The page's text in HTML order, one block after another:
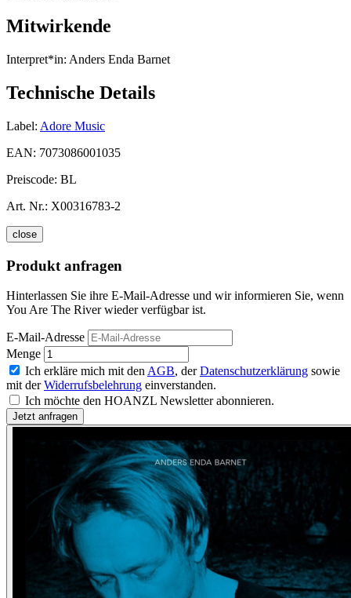
Mitwirkende
Interpret*in: Anders Enda Barnet
Technische Details
Label: Adore Music
EAN: 7073086001035
Preiscode: BL
Art. Nr.: X00316783-2
close
Produkt anfragen
Hinterlassen Sie ihre E-Mail-Adresse und wir informieren Sie, wenn
You Are The River wieder verfügbar ist.
E-Mail-Adresse
Menge
Ich erkläre mich mit den AGB, derDatenschutzerklärung sowie
mit derWiderrufsbelehrung einverstanden.
Ich möchte den HOANZL Newsletter abonnieren.